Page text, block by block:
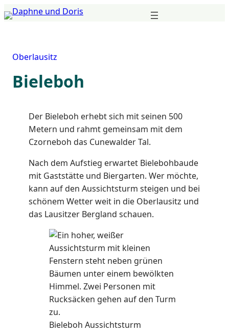
Zum
Inhalt
Oberlausitz
Bieleboh
Der Bieleboh erhebt sich mit seinen 500
Metern und rahmt gemeinsam mit dem
Czorneboh das Cunewalder Tal.
Nach dem Aufstieg erwartet Bielebohbaude
mit Gaststätte und Biergarten. Wer möchte,
kann auf den Aussichtsturm steigen und bei
schönem Wetter weit in die Oberlausitz und
das Lausitzer Bergland schauen.
Bieleboh Aussichtsturm